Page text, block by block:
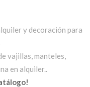
y decoración para
vajillas, manteles,
en alquiler..